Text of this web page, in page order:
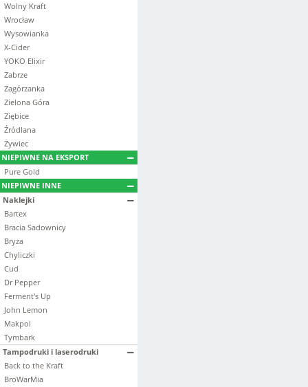
Wolny Kraft
Wrocław
Wysowianka
X-Cider
YOKO Elixir
Zabrze
Zagórzanka
Zielona Góra
Ziębice
Źródlana
Żywiec
NIEPIWNE NA EKSPORT
Pure Gold
NIEPIWNE INNE
Naklejki
Bartex
Bracia Sadownicy
Bryza
Chyliczki
Cud
Dr Pepper
Ferment's Up
John Lemon
Makpol
Tymbark
Tampodruki i laserodruki
Back to the Kraft
BroWarMia